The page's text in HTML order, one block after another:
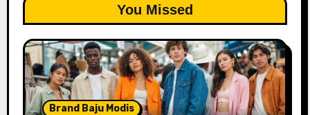
You Missed
Brand Baju Modis